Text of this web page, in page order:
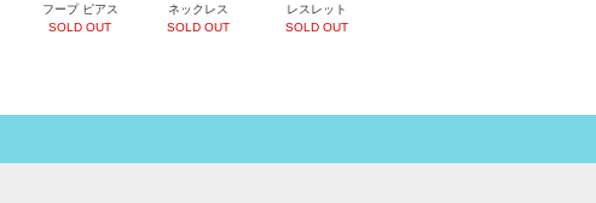
フープ ピアス
SOLD OUT
ネックレス
SOLD OUT
レスレット
SOLD OUT